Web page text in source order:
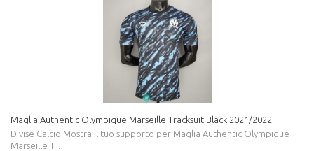
Maglia Authentic Olympique Marseille Tracksuit Black 2021/2022
Divise Calcio Mostra il tuo supporto per Maglia Authentic Olympique
Marseille T...